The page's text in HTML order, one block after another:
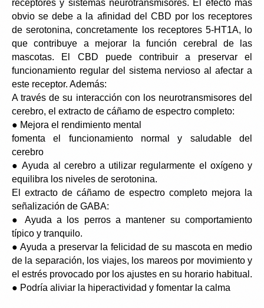
receptores y sistemas neurotransmisores. El efecto más
obvio se debe a la afinidad del CBD por los receptores
de serotonina, concretamente los receptores 5-HT1A, lo
que contribuye a mejorar la función cerebral de las
mascotas. El CBD puede contribuir a preservar el
funcionamiento regular del sistema nervioso al afectar a
este receptor. Además:
A través de su interacción con los neurotransmisores del
cerebro, el extracto de cáñamo de espectro completo:
● Mejora el rendimiento mental
fomenta el funcionamiento normal y saludable del
cerebro
● Ayuda al cerebro a utilizar regularmente el oxígeno y
equilibra los niveles de serotonina.
El extracto de cáñamo de espectro completo mejora la
señalización de GABA:
● Ayuda a los perros a mantener su comportamiento
típico y tranquilo.
● Ayuda a preservar la felicidad de su mascota en medio
de la separación, los viajes, los mareos por movimiento y
el estrés provocado por los ajustes en su horario habitual.
● Podría aliviar la hiperactividad y fomentar la calma